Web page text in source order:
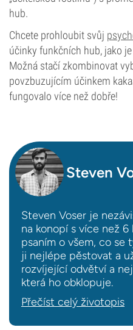
hub.
Chcete prohloubit svůj
účinky funkčních hub, jako
Možná stačí zkombinovat
povzbuzujícím účinkem
fungovalo více než dobře!
Steven
Steven Voser je
na konopí s více než
psaním o všem, co se
ji nejlépe pěstovat a
rozvíjející odvětví a
která ho obklopuje.
Přečíst celý životopis